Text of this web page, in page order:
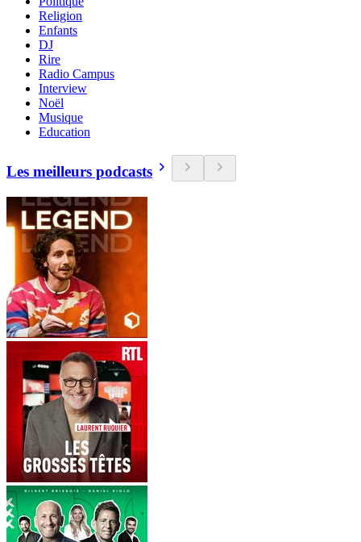
Religion
Enfants
DJ
Rire
Radio Campus
Interview
Noël
Musique
Education
Les meilleurs podcasts